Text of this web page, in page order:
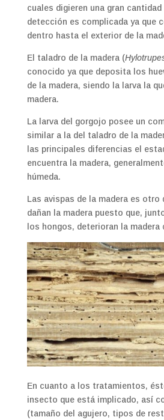
cuales digieren una gran cantidad
detección es complicada ya que
dentro hasta el exterior de la
El taladro de la madera (
conocido ya que deposita los
de la madera, siendo la larva la
madera.
La larva del gorgojo posee un
similar a la del taladro de la
las principales diferencias el
encuentra la madera,
húmeda.
Las avispas de la madera es
dañan la madera puesto que,
los hongos, deterioran la madera
En cuanto a los tratamientos,
insecto que está implicado, así
(tamaño del agujero, tipos de